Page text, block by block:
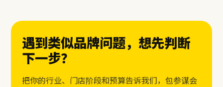
遇到类似品牌问题，想先判断
下一步？
把你的行业、门店阶段和预算告诉我们，包参谋会